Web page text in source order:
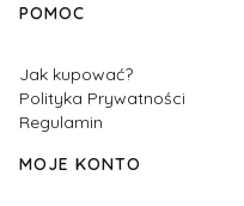
POMOC
Jak kupować?
Polityka Prywatności
Regulamin
MOJE KONTO